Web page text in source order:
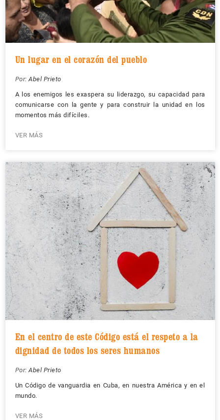
Un lugar en el corazón del pueblo
Por: Abel Prieto
A los enemigos les exaspera su liderazgo, su capacidad para
comunicarse con la gente y para construir la unidad en los
momentos más difíciles.
VER MÁS
En el centro de este Código está el respeto a la
dignidad de todos los seres humanos
Por:Abel Prieto
Un Código de vanguardia en Cuba, en nuestra América y en el
mundo.
VER MÁS